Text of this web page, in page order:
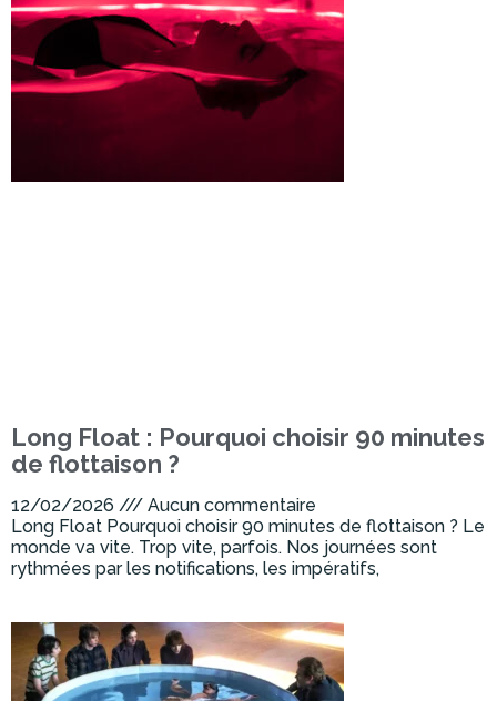
Long Float : Pourquoi choisir 90 minutes
de flottaison ?
12/02/2026
Aucun commentaire
Long Float Pourquoi choisir 90 minutes de flottaison ? Le
monde va vite. Trop vite, parfois. Nos journées sont
rythmées par les notifications, les impératifs,